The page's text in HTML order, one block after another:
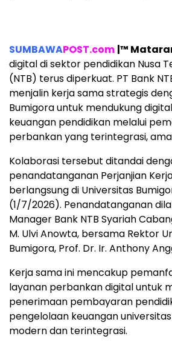
SUMBAWAPOST.com |™
digital di sektor pendidikan Nusa
(NTB) terus diperkuat. PT Bank
menjalin kerja sama strategis
Bumigora untuk mendukung
keuangan pendidikan melalui
perbankan yang terintegrasi,
Kolaborasi tersebut ditandai
penandatanganan Perjanjian
berlangsung di Universitas
(1/7/2026). Penandatanganan
Manager Bank NTB Syariah
M. Ulvi Anowta, bersama Rektor
Bumigora, Prof. Dr. Ir. Anthony
Kerja sama ini mencakup
layanan perbankan digital untuk
penerimaan pembayaran
pengelolaan keuangan
modern dan terintegrasi.